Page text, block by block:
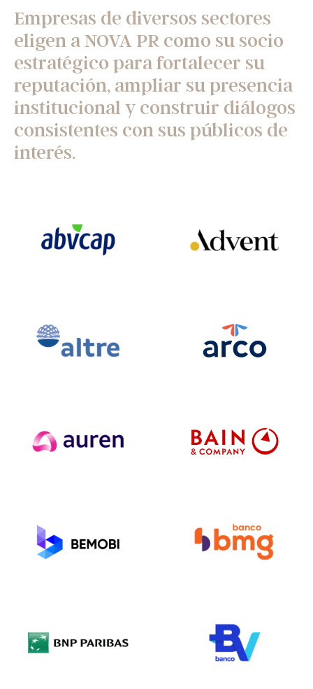
Empresas de diversos sectores
eligen a NOVA PR como su socio
estratégico para fortalecer su
reputación, ampliar su presencia
institucional y construir diálogos
consistentes con sus públicos de
interés.